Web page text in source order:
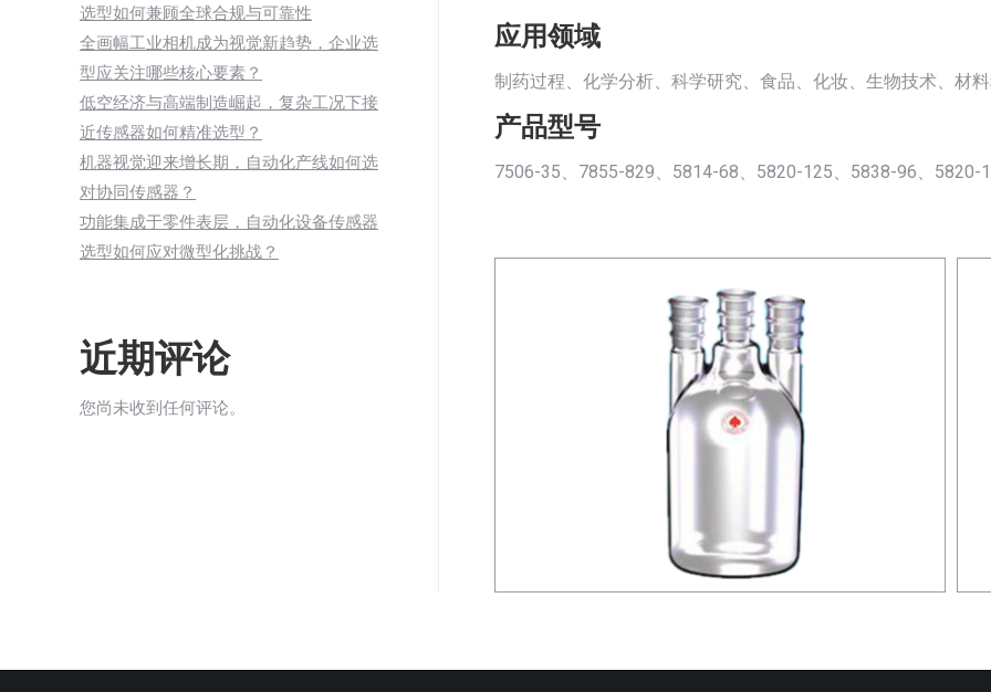
应用领域
制药过程、化学分析、科学研究、食品、化妆、生物技术、材
产品型号
7506-35、7855-829、5814-68、5820-125、5838-96、5820-
选型如何兼顾全球合规与可靠性
全画幅工业相机成为视觉新趋势，企业选
型应关注哪些核心要素？
低空经济与高端制造崛起，复杂工况下接
近传感器如何精准选型？
机器视觉迎来增长期，自动化产线如何选
对协同传感器？
功能集成于零件表层，自动化设备传感器
选型如何应对微型化挑战？
近期评论
您尚未收到任何评论。